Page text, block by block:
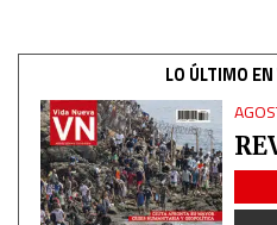
LO ÚLTIMO